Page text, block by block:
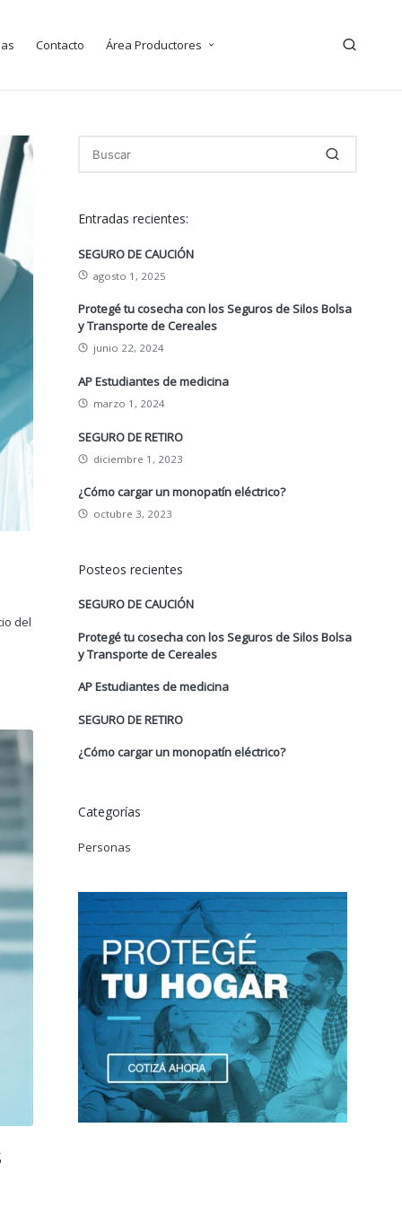
Contacto Área Productores
del
Entradas recientes:
SEGURO DE CAUCIÓN
agosto 1, 2025
Protegé tu cosecha con los Seguros de Silos Bolsa
y Transporte de Cereales
junio 22, 2024
AP Estudiantes de medicina
marzo 1, 2024
SEGURO DE RETIRO
diciembre 1, 2023
¿Cómo cargar un monopatín eléctrico?
octubre 3, 2023
Posteos recientes
SEGURO DE CAUCIÓN
Protegé tu cosecha con los Seguros de Silos Bolsa
y Transporte de Cereales
AP Estudiantes de medicina
SEGURO DE RETIRO
¿Cómo cargar un monopatín eléctrico?
Categorías
Personas